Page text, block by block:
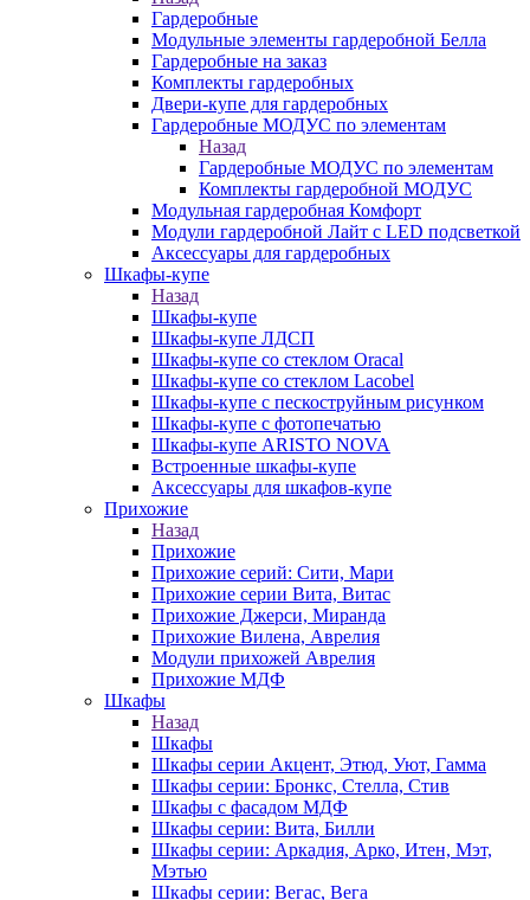
Гардеробные
Модульные элементы гардеробной Белла
Гардеробные на заказ
Комплекты гардеробных
Двери-купе для гардеробных
Гардеробные МОДУС по элементам
Назад
Гардеробные МОДУС по элементам
Комплекты гардеробной МОДУС
Модульная гардеробная Комфорт
Модули гардеробной Лайт с LED подсветкой
Аксессуары для гардеробных
Шкафы-купе
Назад
Шкафы-купе
Шкафы-купе ЛДСП
Шкафы-купе со стеклом Oracal
Шкафы-купе со стеклом Lacobel
Шкафы-купе с пескоструйным рисунком
Шкафы-купе с фотопечатью
Шкафы-купе ARISTO NOVA
Встроенные шкафы-купе
Аксессуары для шкафов-купе
Прихожие
Назад
Прихожие
Прихожие серий: Сити, Мари
Прихожие серии Вита, Витас
Прихожие Джерси, Миранда
Прихожие Вилена, Аврелия
Модули прихожей Аврелия
Прихожие МДФ
Шкафы
Назад
Шкафы
Шкафы серии Акцент, Этюд, Уют, Гамма
Шкафы серии: Бронкс, Стелла, Стив
Шкафы с фасадом МДФ
Шкафы серии: Вита, Билли
Шкафы серии: Аркадия, Арко, Итен, Мэт,
Мэтью
Шкафы серии: Вегас, Вега